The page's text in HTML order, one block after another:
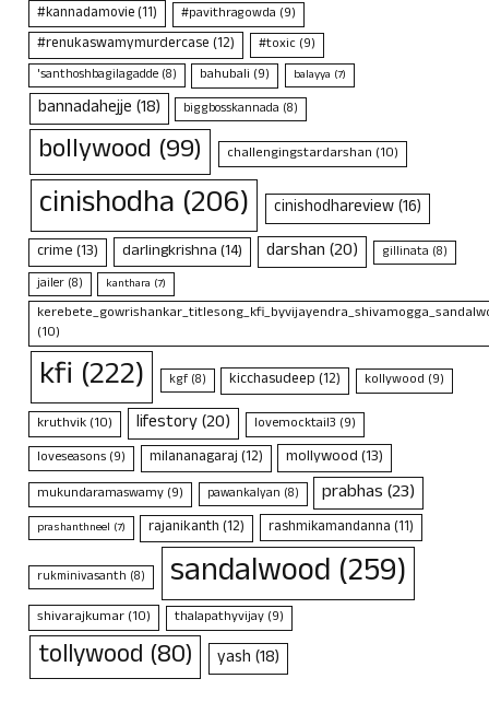
#kannadamovie(11) #pavithragowda (9)
#renukaswamymurdercase(12) #toxic(9)
'santhoshbagilagadde (8) bahubali (9) balayya (7)
bannadahejje(18) biggbosskannada (8)
bollywood (99) challengingstardarshan (10)
cinishodha (206) cinishodhareview(16)
crime(13) darlingkrishna(14) darshan(20) gillinata (8)
jailer (8) kanthara (7)
(10)
kfi (222) kgf(8) kicchasudeep(12) kollywood (9)
kruthvik(10) lifestory(20) lovemocktail3 (9)
loveseasons (9) milananagaraj(12) mollywood(13)
mukundaramaswamy (9) pawankalyan (8) prabhas(23)
prashanthneel (7) rajanikanth(12) rashmikamandanna(11)
rukminivasanth (8) sandalwood (259)
shivarajkumar(10) thalapathyvijay(9)
tollywood (80) yash(18)